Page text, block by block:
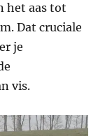
het aas tot
Dat cruciale
je
vis.